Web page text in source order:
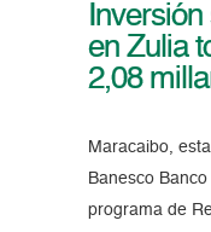
en Zulia
2,08
Maracaibo,
Banesco
programa de